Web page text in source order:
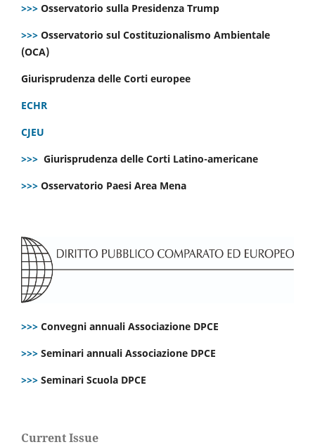
>>> Osservatorio sulla Presidenza Trump
>>> Osservatorio sul Costituzionalismo Ambientale
(OCA)
Giurisprudenza delle Corti europee
ECHR
CJEU
>>> Giurisprudenza delle Corti Latino-americane
>>> Osservatorio Paesi Area Mena
>>> Convegni annuali Associazione DPCE
>>> Seminari annuali Associazione DPCE
>>> Seminari Scuola DPCE
Current Issue